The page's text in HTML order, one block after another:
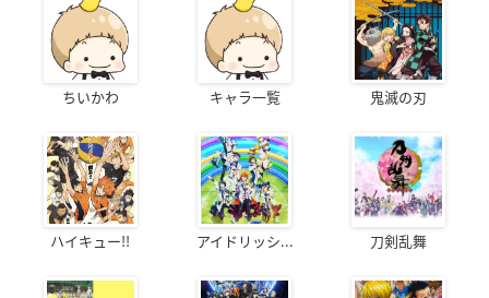
ちいかわ キャラ一覧 鬼滅の刃
ハイキュー!! アイドリッシ... 刀剣乱舞